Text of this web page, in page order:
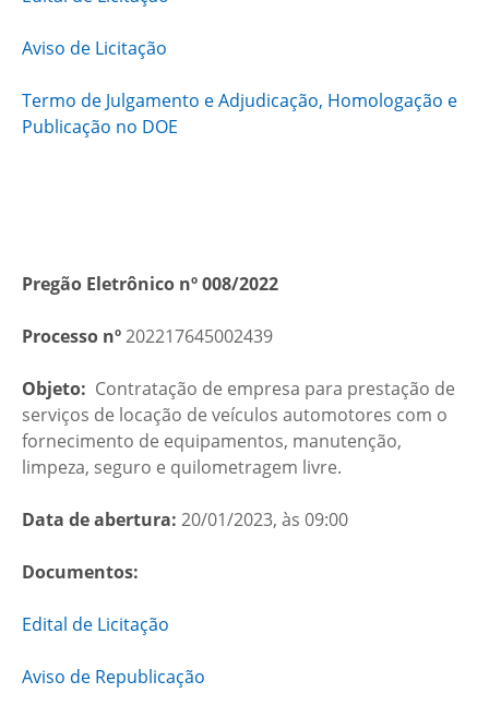
Aviso de Licitação
Termo de Julgamento e Adjudicação, Homologação e
Publicação no DOE
Pregão Eletrônico nº 008/2022
Processo nº202217645002439
Objeto: Contratação de empresa para prestação de
serviços de locação de veículos automotores com o
fornecimento de equipamentos, manutenção,
limpeza, seguro e quilometragem livre.
Data de abertura: 20/01/2023, às 09:00
Documentos:
Edital de Licitação
Aviso de Republicação